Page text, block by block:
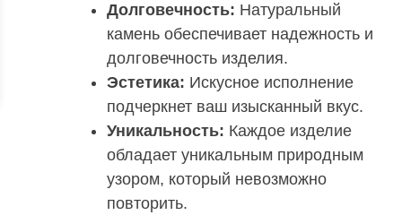
Долговечность: Натуральный
камень обеспечивает надежность и
долговечность изделия.
Эстетика: Искусное исполнение
подчеркнет ваш изысканный вкус.
Уникальность: Каждое изделие
обладает уникальным природным
узором, который невозможно
повторить.